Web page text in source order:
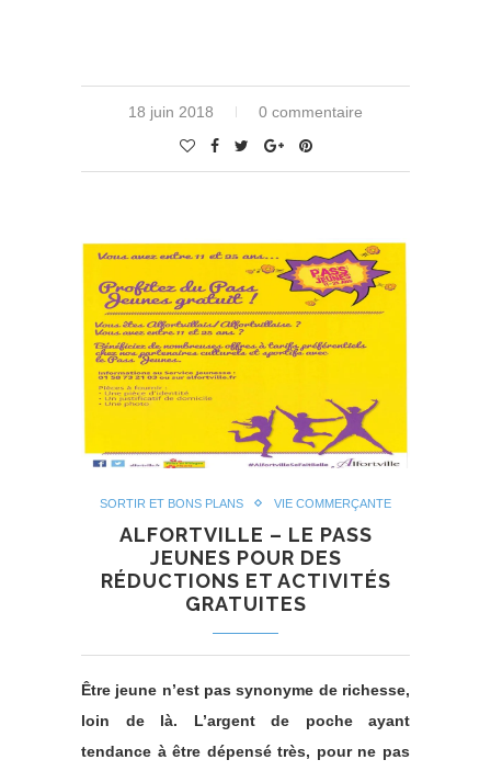
18 juin 2018 0 commentaire
SORTIR ET BONS PLANS VIE COMMERÇANTE
ALFORTVILLE – LE PASS
JEUNES POUR DES
RÉDUCTIONS ET ACTIVITÉS
GRATUITES
Être jeune n’est pas synonyme de richesse,
loin de là. L’argent de poche ayant
tendance à être dépensé très, pour ne pas